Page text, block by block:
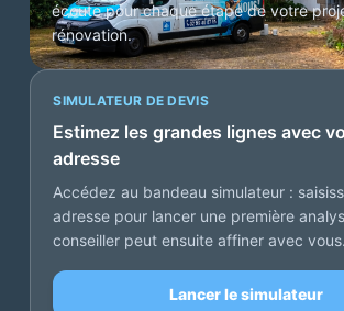
écoute pour chaque étape de votre
rénovation.
SIMULATEUR DE DEVIS
Estimez les grandes lignes avec
adresse
Accédez au bandeau simulateur :
adresse pour lancer une première
conseiller peut ensuite affiner avec vous.
Lancer le simulateur